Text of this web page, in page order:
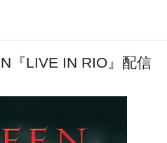
『LIVE IN RIO』配信